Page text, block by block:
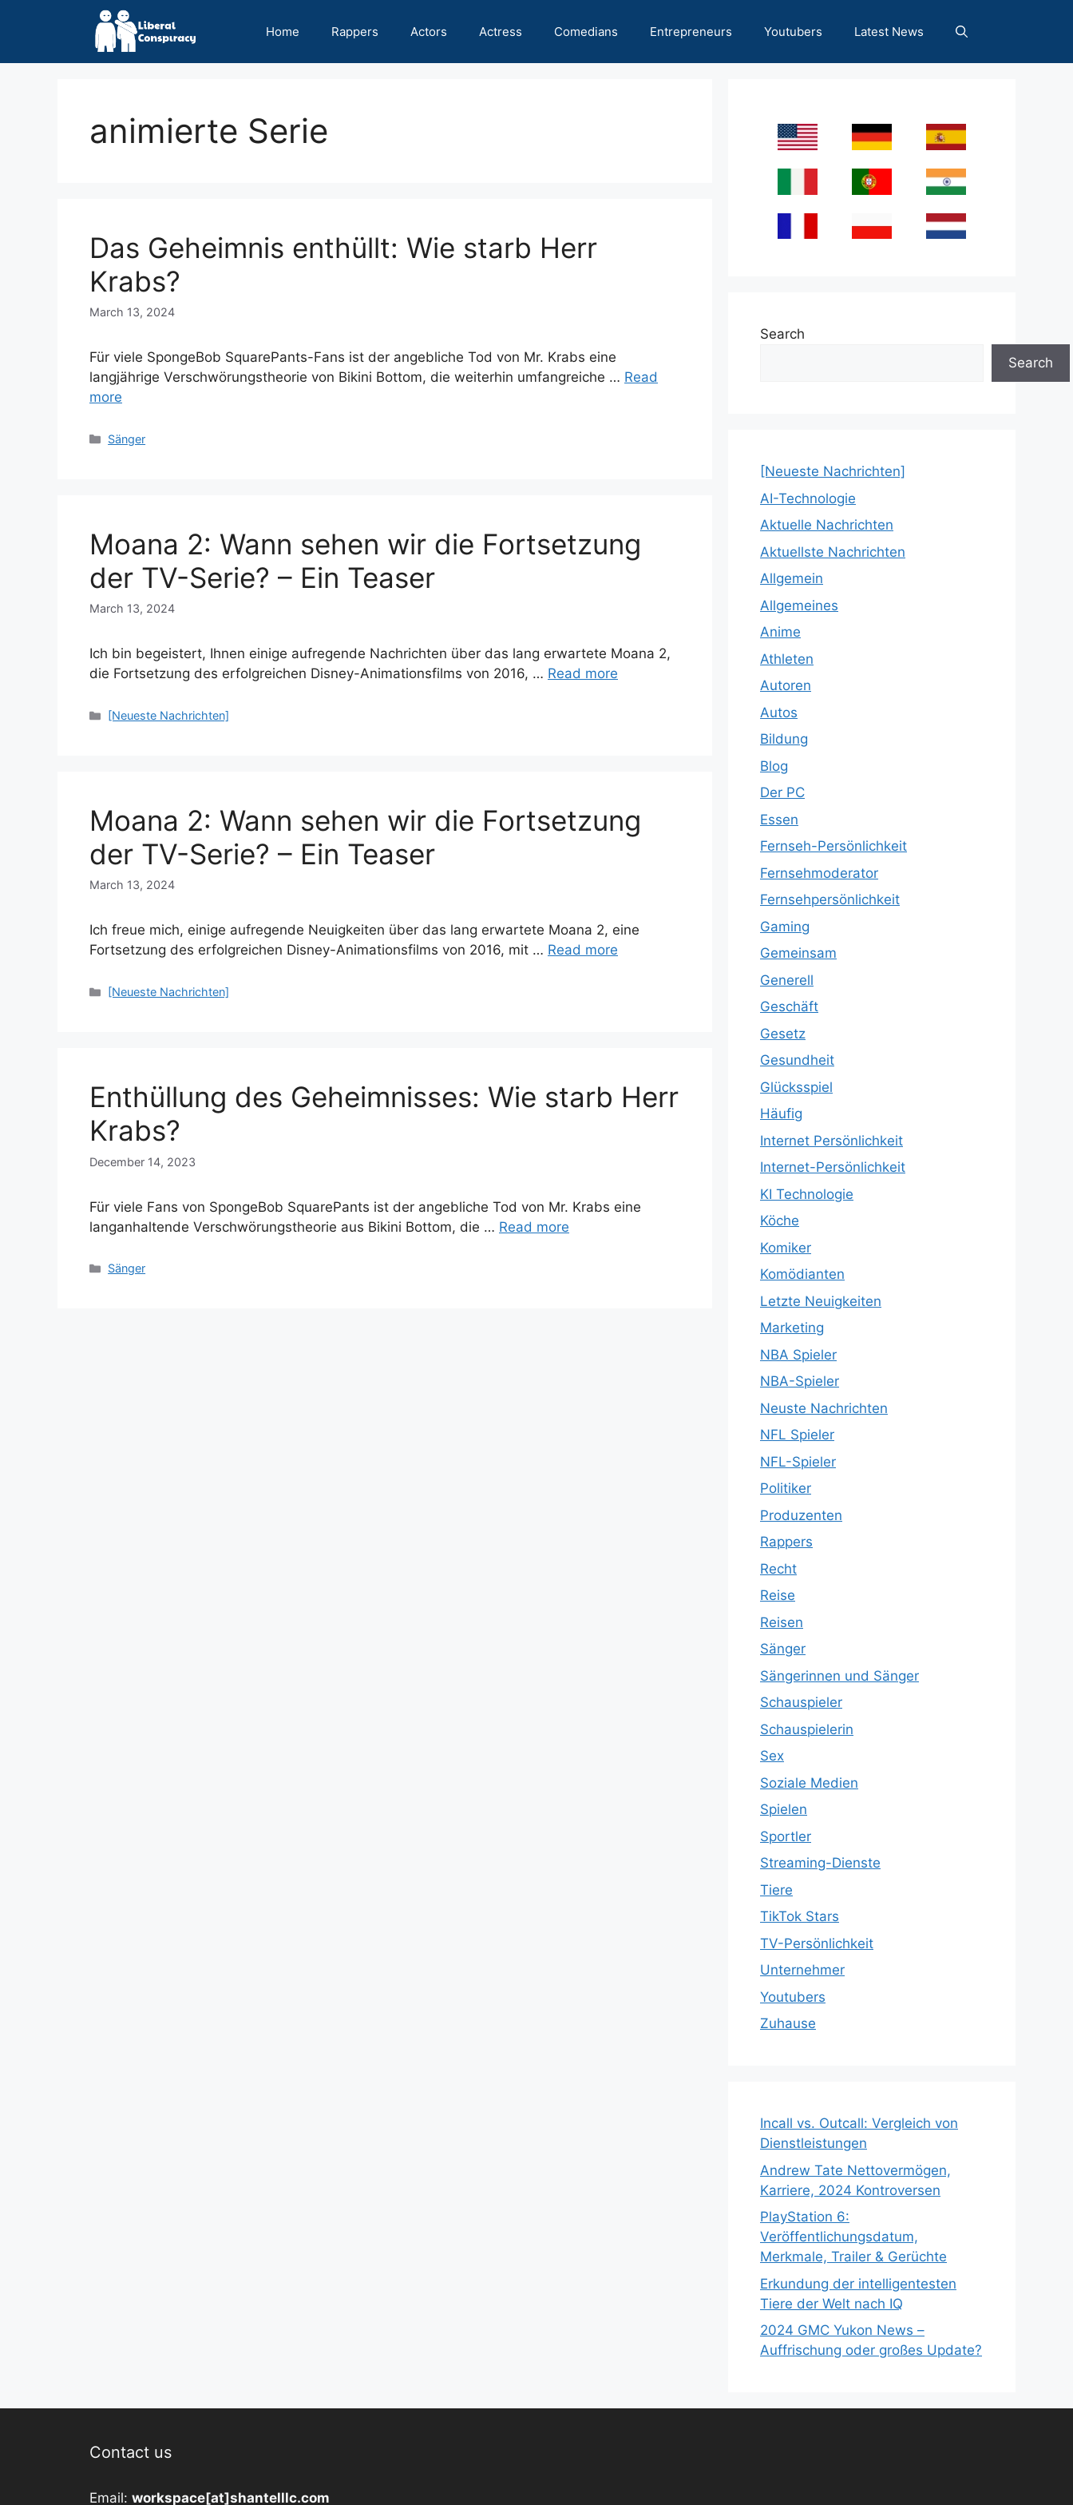
Home Rappers Actors Actress Comedians Entrepreneurs Youtubers Latest News
animierte Serie
Das Geheimnis enthüllt: Wie starb Herr
Krabs?
March 13, 2024
Für viele SpongeBob SquarePants-Fans ist der angebliche Tod von Mr. Krabs eine
langjährige Verschwörungstheorie von Bikini Bottom, die weiterhin umfangreiche … Read
more
Categories
Sänger
Moana 2: Wann sehen wir die Fortsetzung
der TV-Serie? – Ein Teaser
March 13, 2024
Ich bin begeistert, Ihnen einige aufregende Nachrichten über das lang erwartete Moana 2,
die Fortsetzung des erfolgreichen Disney-Animationsfilms von 2016, … Read more
Categories
[Neueste Nachrichten]
Moana 2: Wann sehen wir die Fortsetzung
der TV-Serie? – Ein Teaser
March 13, 2024
Ich freue mich, einige aufregende Neuigkeiten über das lang erwartete Moana 2, eine
Fortsetzung des erfolgreichen Disney-Animationsfilms von 2016, mit … Read more
Categories
[Neueste Nachrichten]
Enthüllung des Geheimnisses: Wie starb Herr
Krabs?
December 14, 2023
Für viele Fans von SpongeBob SquarePants ist der angebliche Tod von Mr. Krabs eine
langanhaltende Verschwörungstheorie aus Bikini Bottom, die … Read more
Categories
Sänger
Search
Search
[Neueste Nachrichten]
AI-Technologie
Aktuelle Nachrichten
Aktuellste Nachrichten
Allgemein
Allgemeines
Anime
Athleten
Autoren
Autos
Bildung
Blog
Der PC
Essen
Fernseh-Persönlichkeit
Fernsehmoderator
Fernsehpersönlichkeit
Gaming
Gemeinsam
Generell
Geschäft
Gesetz
Gesundheit
Glücksspiel
Häufig
Internet Persönlichkeit
Internet-Persönlichkeit
KI Technologie
Köche
Komiker
Komödianten
Letzte Neuigkeiten
Marketing
NBA Spieler
NBA-Spieler
Neuste Nachrichten
NFL Spieler
NFL-Spieler
Politiker
Produzenten
Rappers
Recht
Reise
Reisen
Sänger
Sängerinnen und Sänger
Schauspieler
Schauspielerin
Sex
Soziale Medien
Spielen
Sportler
Streaming-Dienste
Tiere
TikTok Stars
TV-Persönlichkeit
Unternehmer
Youtubers
Zuhause
Incall vs. Outcall: Vergleich von
Dienstleistungen
Andrew Tate Nettovermögen,
Karriere, 2024 Kontroversen
PlayStation 6:
Veröffentlichungsdatum,
Merkmale, Trailer & Gerüchte
Erkundung der intelligentesten
Tiere der Welt nach IQ
2024 GMC Yukon News –
Auffrischung oder großes Update?
Contact us
Email: workspace[at]shantelllc.com